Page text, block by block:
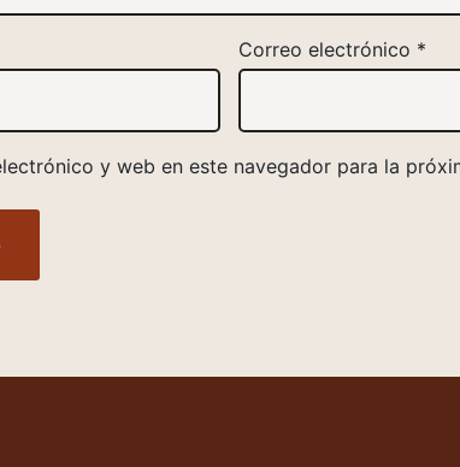
Correo electrónico *
y web en este navegador para la